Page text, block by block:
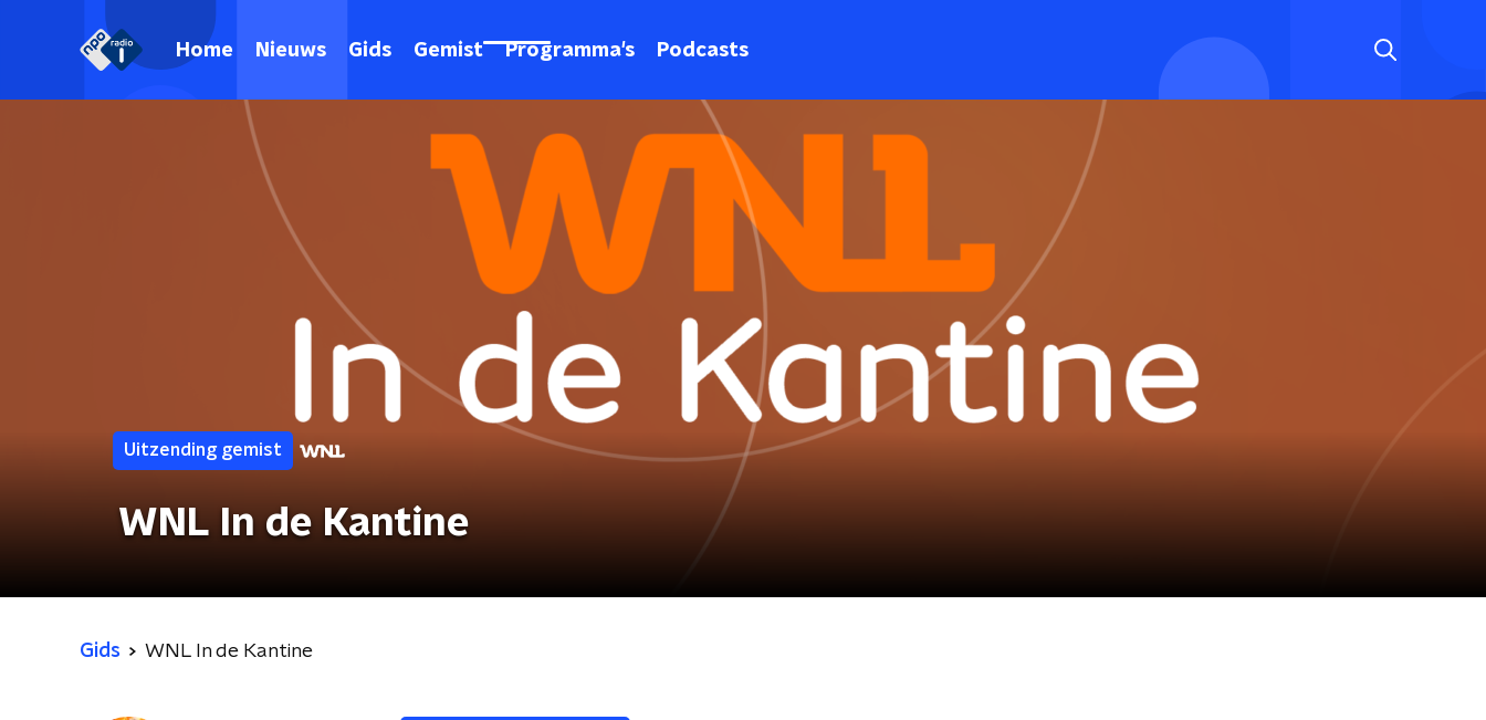
Home Nieuws Gids Gemist Programma's Podcasts
Uitzending gemist
WNL In de Kantine
Gids WNL In de Kantine